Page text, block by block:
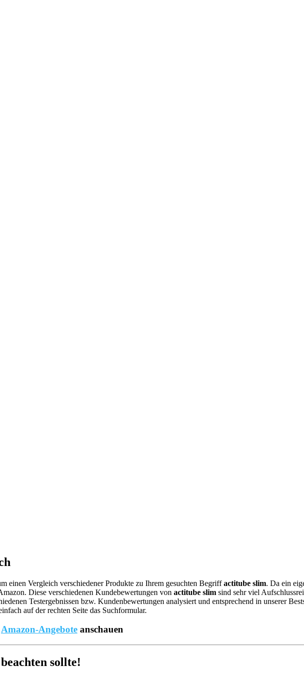
einen Vergleich verschiedener Produkte zu Ihrem gesuchten Begriffactitube slim. Da ein
Diese verschiedenen Kundebewertungen von actitube slim sind sehr viel
Testergebnissen bzw. Kundenbewertungen analysiert und entsprechend in unserer
auf der rechten Seite das Suchformular.
Amazon-Angebote anschauen
sollte!